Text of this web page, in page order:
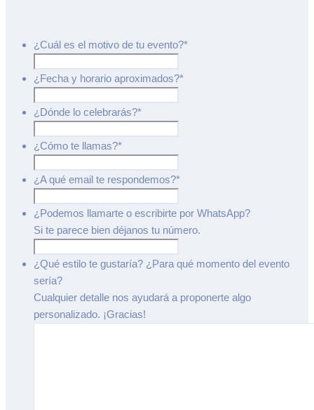
¿Cuál es el motivo de tu evento?*
¿Fecha y horario aproximados?*
¿Dónde lo celebrarás?*
¿Cómo te llamas?*
¿A qué email te respondemos?*
¿Podemos llamarte o escribirte por WhatsApp?
Si te parece bien déjanos tu número.
¿Qué estilo te gustaría? ¿Para qué momento del evento
sería?
Cualquier detalle nos ayudará a proponerte algo
personalizado. ¡Gracias!